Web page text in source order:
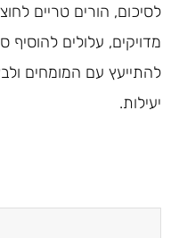
לסיכום, הורים טריים
מדויקים, עלולים
להתייעץ עם המומחים
יעילות.